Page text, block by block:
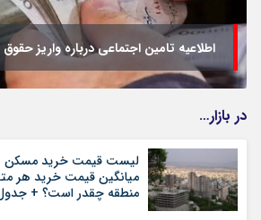
اطلاعیه تامین اجتماعی درباره واریز
در بازار…
میانگین قیمت خرید هر متر
منطقه چقدر است؟ +